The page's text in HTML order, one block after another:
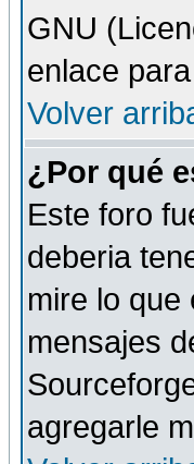
GNU
enlace
Volver
¿Por qué
Este foro
deberia
mire lo que
mensajes
agregarle